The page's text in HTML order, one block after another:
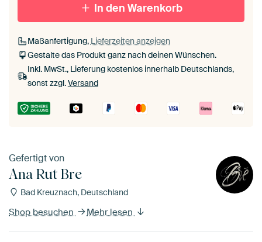
In den Warenkorb
Maßanfertigung, Lieferzeiten anzeigen
Gestalte das Produkt ganz nach deinen Wünschen.
Inkl. MwSt., Lieferung kostenlos innerhalb Deutschlands,
sonst zzgl.Versand
Gefertigt von
Ana Rut Bre
Bad Kreuznach, Deutschland
Shop besuchen Mehr lesen